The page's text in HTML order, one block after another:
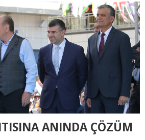
ANINDA ÇÖZÜM